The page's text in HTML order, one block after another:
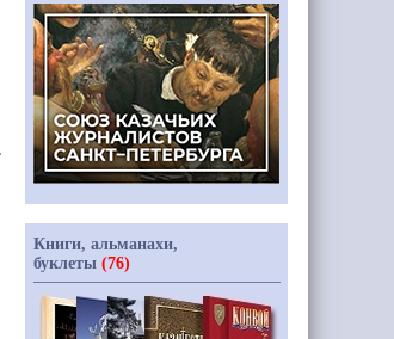
Книги, альманахи,
буклеты (76)